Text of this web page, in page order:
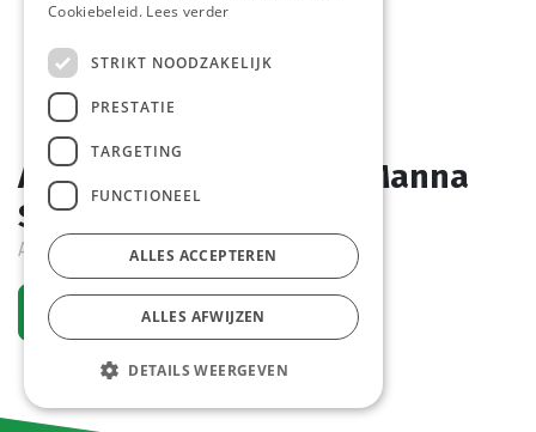
Andalouse Saus Extra Manna
Slotts 2,5 L
Actief
Vraag een account aan
Cookiebeleid. Lees verder
STRIKT NOODZAKELIJK
PRESTATIE
TARGETING
FUNCTIONEEL
ALLES ACCEPTEREN
ALLES AFWIJZEN
DETAILS WEERGEVEN